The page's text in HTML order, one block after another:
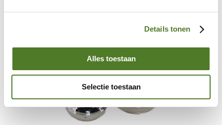
Details tonen
Alles toestaan
Selectie toestaan
the